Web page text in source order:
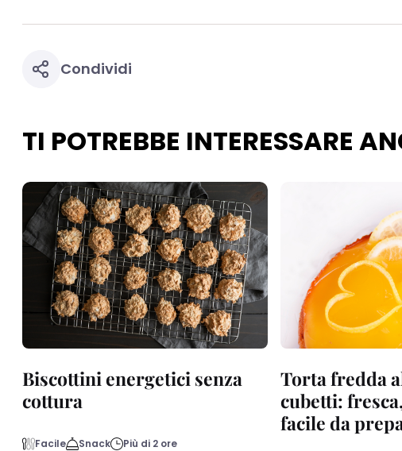
Condividi
TI POTREBBE INTERESSARE
Biscottini energetici senza
cottura
Facile Snack Più di 2 ore
Torta fredda
cubetti:
facile da